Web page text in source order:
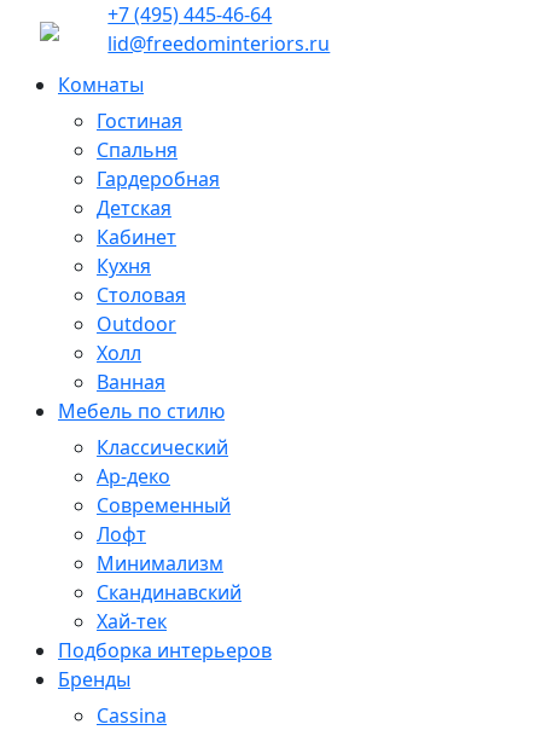
+7 (495) 445-46-64
lid@freedominteriors.ru
Комнаты
Гостиная
Спальня
Гардеробная
Детская
Кабинет
Кухня
Столовая
Outdoor
Холл
Ванная
Мебель по стилю
Классический
Ар-деко
Современный
Лофт
Минимализм
Скандинавский
Хай-тек
Подборка интерьеров
Бренды
Cassina